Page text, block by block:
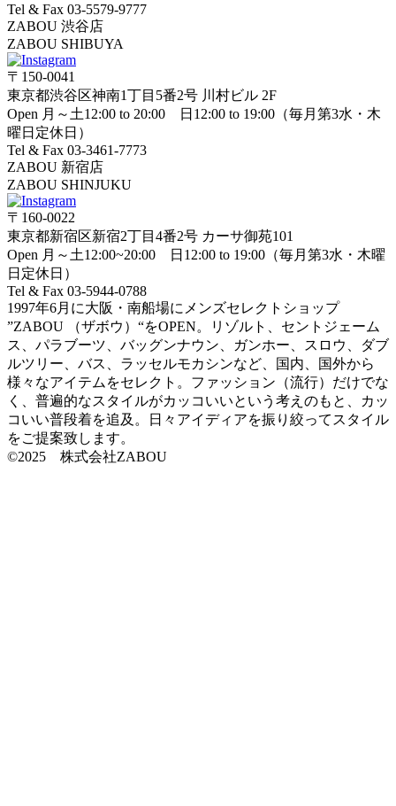
Tel & Fax 03-5579-9777
ZABOU 渋谷店
ZABOU SHIBUYA
〒150-0041
東京都渋谷区神南1丁目5番2号 川村ビル 2F
Open 月～土12:00 to 20:00 日12:00 to 19:00（毎月第3水・木
曜日定休日）
Tel & Fax 03-3461-7773
ZABOU 新宿店
ZABOU SHINJUKU
〒160-0022
東京都新宿区新宿2丁目4番2号 カーサ御苑101
Open 月～土12:00~20:00 日12:00 to 19:00（毎月第3水・木曜
日定休日）
Tel & Fax 03-5944-0788
1997年6月に大阪・南船場にメンズセレクトショップ
”ZABOU （ザボウ）“をOPEN。リゾルト、セントジェーム
ス、パラブーツ、バッグンナウン、ガンホー、スロウ、ダブ
ルツリー、バス、ラッセルモカシンなど、国内、国外から
様々なアイテムをセレクト。ファッション（流行）だけでな
く、普遍的なスタイルがカッコいいという考えのもと、カッ
コいい普段着を追及。日々アイディアを振り絞ってスタイル
をご提案致します。
©2025 株式会社ZABOU